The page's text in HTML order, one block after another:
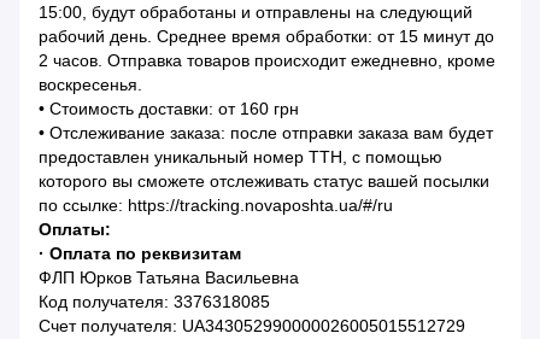
15:00, будут обработаны и отправлены на следующий
рабочий день. Среднее время обработки: от 15 минут до
2 часов. Отправка товаров происходит ежедневно, кроме
воскресенья.
• Стоимость доставки: от 160 грн
• Отслеживание заказа: после отправки заказа вам будет
предоставлен уникальный номер ТТН, с помощью
которого вы сможете отслеживать статус вашей посылки
по ссылке: https://tracking.novaposhta.ua/#/ru
Оплаты:
· Оплата по реквизитам
ФЛП Юрков Татьяна Васильевна
Код получателя: 3376318085
Счет получателя: UA343052990000026005015512729